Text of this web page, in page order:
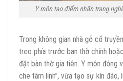
Y môn tạo điểm nhấn trang
Trong không gian nhà gỗ cổ
treo phía trước ban thờ chính
đặt bàn thờ gia tiên. Y môn đóng
che tâm linh”, vừa tạo sự kín đáo,